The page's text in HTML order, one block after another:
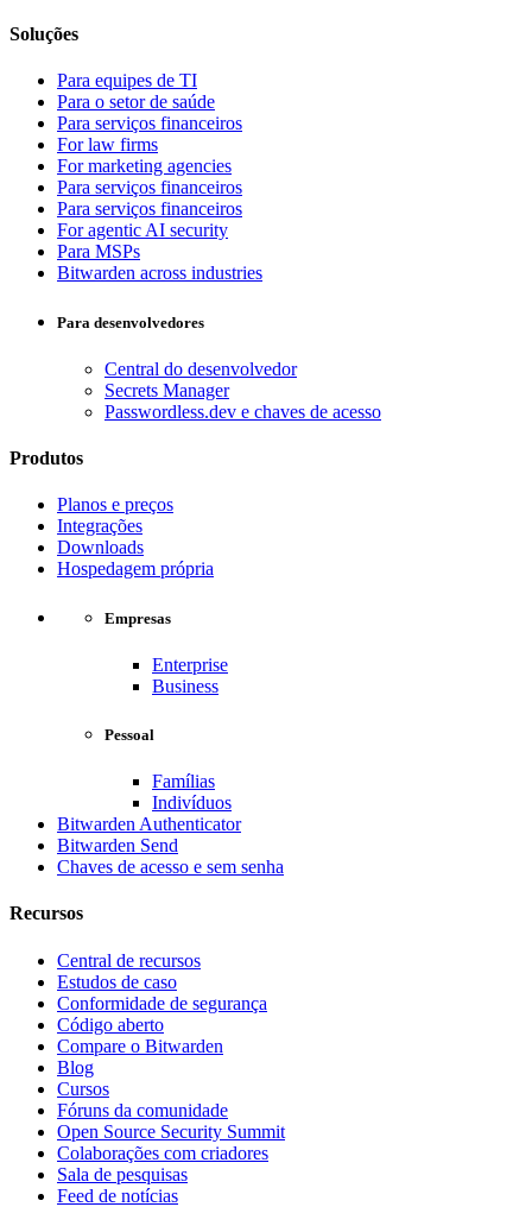
Soluções
Para equipes de TI
Para o setor de saúde
Para serviços financeiros
For law firms
For marketing agencies
Para serviços financeiros
Para serviços financeiros
For agentic AI security
Para MSPs
Bitwarden across industries
Para desenvolvedores
Central do desenvolvedor
Secrets Manager
Passwordless.dev e chaves de acesso
Produtos
Planos e preços
Integrações
Downloads
Hospedagem própria
Empresas
Enterprise
Business
Pessoal
Famílias
Indivíduos
Bitwarden Authenticator
Bitwarden Send
Chaves de acesso e sem senha
Recursos
Central de recursos
Estudos de caso
Conformidade de segurança
Código aberto
Compare o Bitwarden
Blog
Cursos
Fóruns da comunidade
Open Source Security Summit
Colaborações com criadores
Sala de pesquisas
Feed de notícias